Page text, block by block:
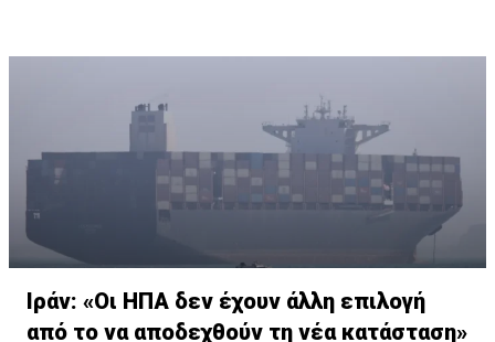
Ιράν: «Οι ΗΠΑ δεν έχουν άλλη επιλογή
από το να αποδεχθούν τη νέα κατάσταση»